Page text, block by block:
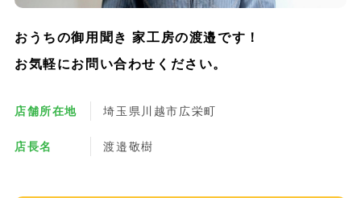
おうちの御用聞き 家工房の渡邉です！
お気軽にお問い合わせください。
店舗所在地 埼玉県川越市広栄町
店長名 渡邉敬樹